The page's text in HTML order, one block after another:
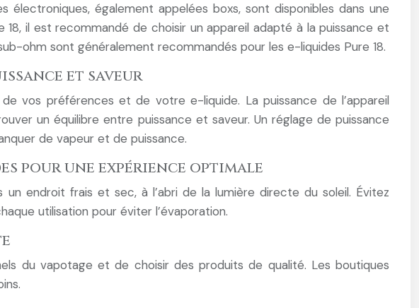
électroniques, également appelées boxs, sont disponibles dans une
il est recommandé de choisir un appareil adapté à la puissance et
ohm sont généralement recommandés pour les e-liquides Pure 18.
et saveur
vos préférences et de votre e-liquide. La puissance de l’appareil
un équilibre entre puissance et saveur. Un réglage de puissance
de vapeur et de puissance.
pour une expérience optimale
endroit frais et sec, à l’abri de la lumière directe du soleil. Évitez
utilisation pour éviter l’évaporation.
du vapotage et de choisir des produits de qualité. Les boutiques